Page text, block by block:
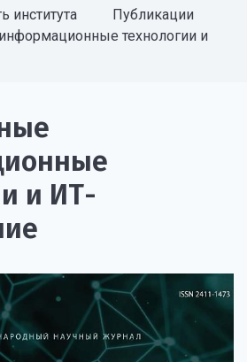
института
Публикации
технологии и
и ИТ-